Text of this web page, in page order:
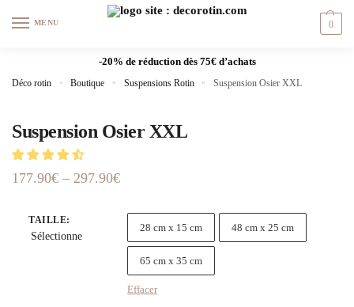
MENU 0
-20% de réduction dès 75€ d’achats
Déco rotin » Boutique » Suspensions Rotin » Suspension Osier XXL
Suspension Osier XXL
177.90€ – 297.90€
TAILLE:
Sélectionne
28 cm x 15 cm 48 cm x 25 cm
65 cm x 35 cm
Effacer